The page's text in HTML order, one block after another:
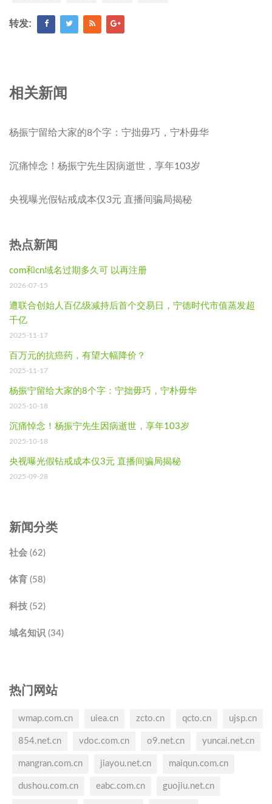
转发:
相关新闻
杨振宁留给大家的8个字：宁拙毋巧，宁朴毋华
沉痛悼念！杨振宁先生因病逝世，享年103岁
央视曝光假钻戒成本仅3元 直播间骗局揭秘
热点新闻
com和cn域名过期多久可 以再注册
2026-07-15
遭联合创始人百亿级减持后首个交易日，宁德时代市值蒸发超
千亿
2025-11-17
百万元的抗癌药，有望大幅降价？
2025-11-17
杨振宁留给大家的8个字：宁拙毋巧，宁朴毋华
2025-10-18
沉痛悼念！杨振宁先生因病逝世，享年103岁
2025-10-18
央视曝光假钻戒成本仅3元 直播间骗局揭秘
2025-09-28
新闻分类
社会 (62)
体育 (58)
科技 (52)
域名知识 (34)
热门网站
wmap.com.cn uiea.cn zcto.cn qcto.cn ujsp.cn
854.net.cn vdoc.com.cn o9.net.cn yuncai.net.cn
mangran.com.cn jiayou.net.cn maiqun.com.cn
dushou.com.cn eabc.com.cn guojiu.net.cn